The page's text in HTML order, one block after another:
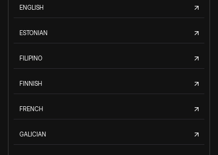
ENGLISH
ESTONIAN
FILIPINO
FINNISH
FRENCH
GALICIAN